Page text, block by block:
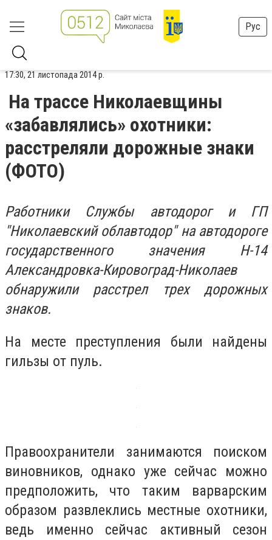
Рус
17:30, 21 листопада 2014 р.
На трассе Николаевщины
«забавлялись» охотники:
расстреляли дорожные знаки
(ФОТО)
Работники Службы автодорог и ГП
"Николаевский облавтодор" на автодороге
государственного значения Н-14
Александровка-Кировоград-Николаев
обнаружили расстрел трех дорожных
знаков.
На месте преступления были найдены
гильзы от пуль.
Правоохранители занимаются поиском
виновников, однако уже сейчас можно
предположить, что таким варварским
образом развлеклись местные охотники,
ведь именно сейчас активный сезон